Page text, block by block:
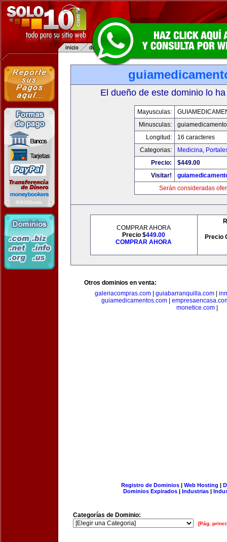
El dueño de este dominio lo
Mayusculas:
Minusculas:
Longitud:
16 caracteres
Categorias:
Medicina,
Precio:
$449.00
Visitar!
Serán consideradas
COMPRAR AHORA
Precio $449.00
COMPRAR AHORA
Precio
Otros dominios en venta:
galeriacompras.com
guiabarranquilla.com
guiamedicamentos.com|
monetice.com
Registro de Dominios| Web Hosting |
Dominios Expirados | Industrias |
Categorías de Dominio:
[Pág.